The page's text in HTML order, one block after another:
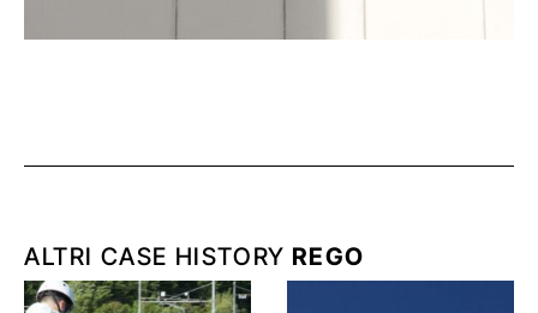
ALTRI CASE HISTORY REGO